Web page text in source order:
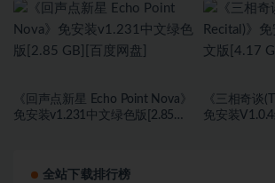
《回声点新星 Echo Point Nova》
免安装v1.231中文绿色版[2.85
《三相奇谈
免安装
全站下载排行榜